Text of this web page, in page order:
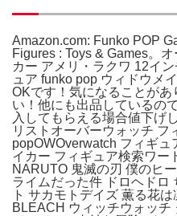
Amazon.com: Funko POP
Figures : Toys & Games。
カー アメリ・ラクワ 12イ
ュア funko pop ウィドウメ
OKです！気になることがあ
い！他にも出品しているの
入してもらえる場合値下げ
リストオーバーウォッチ フ
popOWOverwatch フィギュ
イカー フィギュア検索ワー
NARUTO 鬼滅の刃 僕のヒ
ライムだった件 ドロヘドロ
ト サカモトデイズ 薫る花
BLEACH ウィッチウォッチ